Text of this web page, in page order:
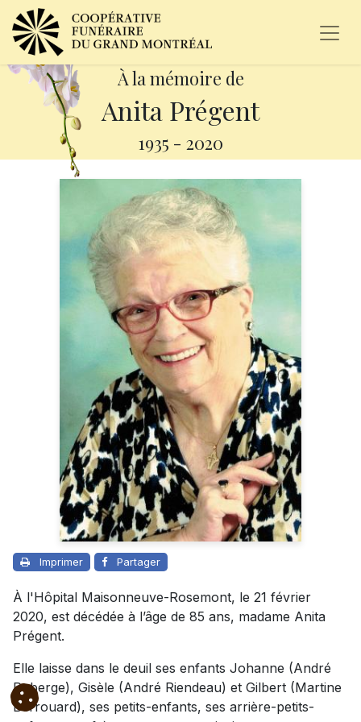
À la mémoire de
Anita Prégent
1935 - 2020
Imprimer Partager
À l'Hôpital Maisonneuve-Rosemont, le 21 février
2020, est décédée à l’âge de 85 ans, madame Anita
Prégent.
Elle laisse dans le deuil ses enfants Johanne (André
Roberge), Gisèle (André Riendeau) et Gilbert (Martine
Berrouard), ses petits-enfants, ses arrière-petits-